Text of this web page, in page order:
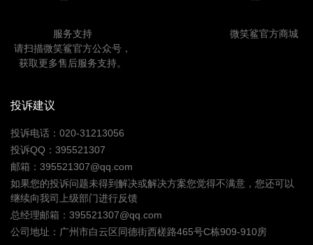
服务支持
请扫描微笑鲨官方公众号，
获取更多售后服务支持。
微笑鲨官方商城
投诉建议
投诉电话：020-31213056
投诉QQ：395521307
邮箱：395521307@qq.com
如果您的投诉问题未得到解决或解决方案您觉得不满意，您还可以
继续向我司上级部门进行反馈
总经理邮箱：395521307@qq.com
公司地址：广州市白云区同德街西槎路465号C栋909-910房